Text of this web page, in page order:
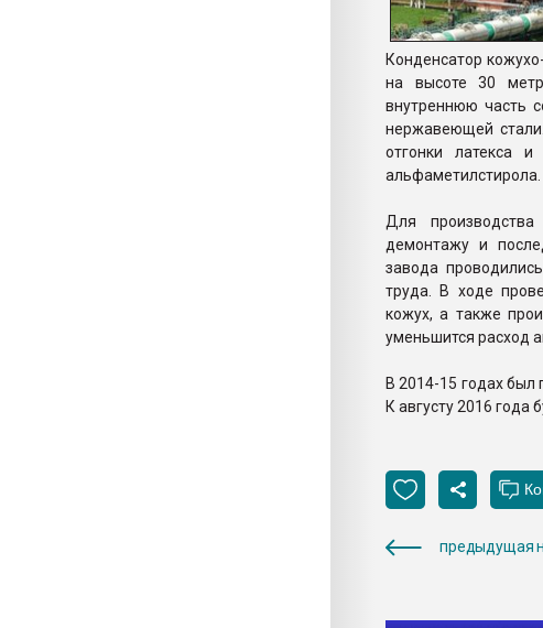
Конденсатор
на высоте 30
внутреннюю часть
нержавеющей
отгонки латекса
альфаметилстирола.
Для
демонтажу и
завода
труда. В ходе
кожух, а также
уменьшится расход
В 2014-15 годах был
К августу 2016
предыдущая